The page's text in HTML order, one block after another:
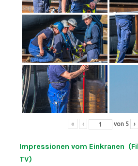
« ‹ von 5 ›
Impressionen vom Einkranen
TV)